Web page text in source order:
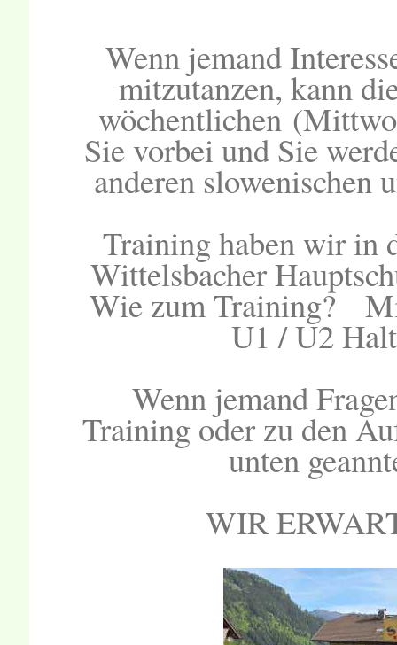
Wenn jemand
mitzutanzen, kann
wöchentlichen
Sie vorbei und Sie
anderen slowenischen
Training haben wir in
Wittelsbacher
Wie zum Training?
U1 / U2
Wenn jemand
Training oder zu den
unten
WIR